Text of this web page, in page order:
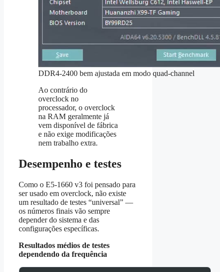
DDR4‑2400 bem ajustada em modo quad‑channel
Ao contrário do
overclock no
processador, o overclock
na RAM geralmente já
vem disponível de fábrica
e não exige modificações
nem trabalho extra.
Desempenho e testes
Como o E5‑1660 v3 foi pensado para
ser usado em overclock, não existe
um resultado de testes “universal” —
os números finais vão sempre
depender do sistema e das
configurações específicas.
Resultados médios de testes
dependendo da frequência